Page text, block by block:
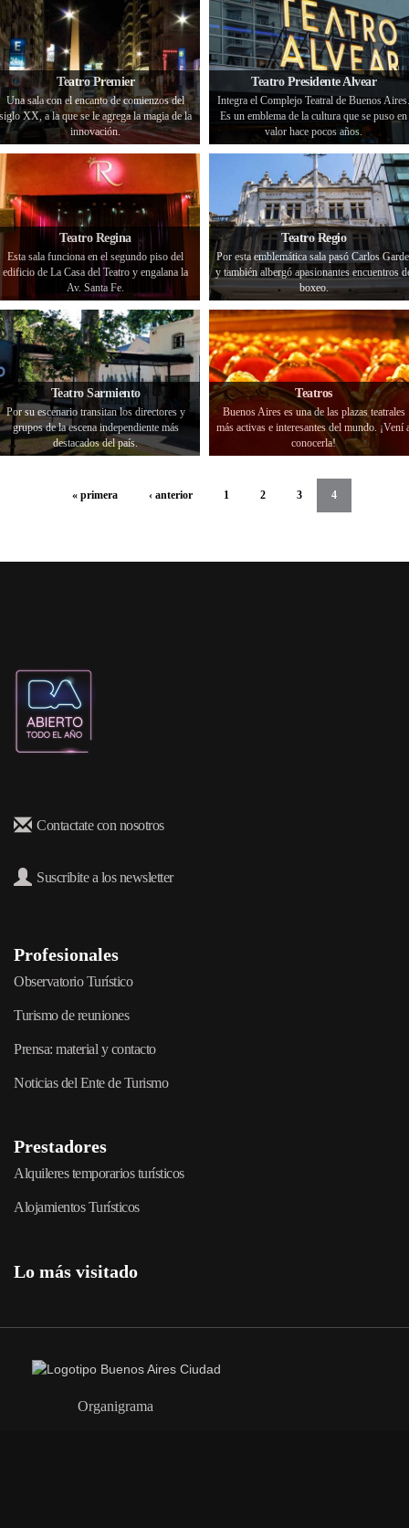
Teatro Premier
Una sala con el encanto de comienzos del
siglo XX, a la que se le agrega la magia de la
innovación.
Teatro Presidente Alvear
Integra el Complejo Teatral de Buenos Aires.
Es un emblema de la cultura que se puso en
valor hace pocos años.
Teatro Regina
Esta sala funciona en el segundo piso del
edificio de La Casa del Teatro y engalana la
Av. Santa Fe.
Teatro Regio
Por esta emblemática sala pasó Carlos
y también albergó apasionantes encuentros
boxeo.
Teatro Sarmiento
Por su escenario transitan los directores y
grupos de la escena independiente más
destacados del país.
Teatros
Buenos Aires es una de las plazas teatrales
más activas e interesantes del mundo. ¡Vení
conocerla!
« primera ‹ anterior 1 2 3 4
Contactate con nosotros
Suscribite a los newsletter
Profesionales
Observatorio Turístico
Turismo de reuniones
Prensa: material y contacto
Noticias del Ente de Turismo
Prestadores
Alquileres temporarios turísticos
Alojamientos Turísticos
Lo más visitado
Organigrama